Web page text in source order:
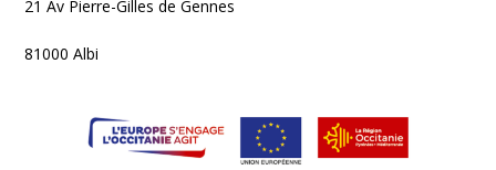
21 Av Pierre-Gilles de Gennes
81000 Albi